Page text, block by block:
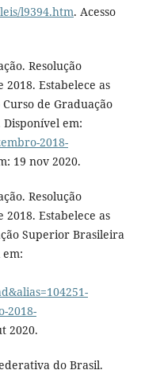
l9394.htm. Acesso
Resolução
2018. Estabelece as
de Graduação
em:
2018-
19 nov 2020.
Resolução
2018. Estabelece as
Superior Brasileira
2018-
2020.
do Brasil.